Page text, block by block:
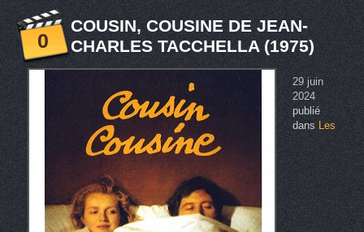
0
COUSIN, COUSINE DE JEAN-
CHARLES TACCHELLA (1975)
29 juin
2024
publié
dansLes